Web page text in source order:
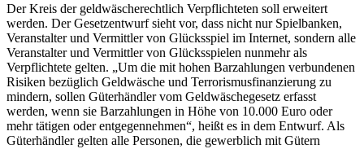
Der Kreis der geldwäscherechtlich Verpflichteten soll erweitert
werden. Der Gesetzentwurf sieht vor, dass nicht nur Spielbanken,
Veranstalter und Vermittler von Glücksspiel im Internet, sondern alle
Veranstalter und Vermittler von Glücksspielen nunmehr als
Verpflichtete gelten. „Um die mit hohen Barzahlungen verbundenen
Risiken bezüglich Geldwäsche und Terrorismusfinanzierung zu
mindern, sollen Güterhändler vom Geldwäschegesetz erfasst
werden, wenn sie Barzahlungen in Höhe von 10.000 Euro oder
mehr tätigen oder entgegennehmen“, heißt es in dem Entwurf. Als
Güterhändler gelten alle Personen, die gewerblich mit Gütern